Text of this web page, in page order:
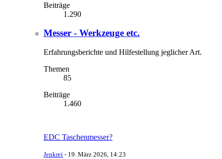
Beiträge
1.290
Messer - Werkzeuge etc.
Erfahrungsberichte und Hilfestellung jeglicher Art.
Themen
85
Beiträge
1.460
EDC Taschenmesser?
Jenkrei - 19. März 2026, 14:23